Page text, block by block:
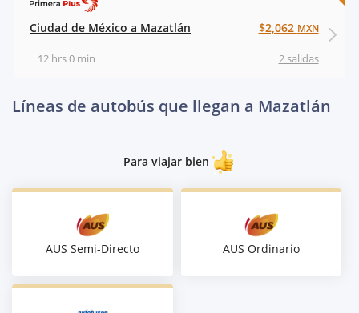
Ciudad de México a Mazatlán
2 salidas
12 hrs 0 min
$2,062 MXN
Líneas de autobús que llegan a Mazatlán
Para viajar bien
AUS Semi-Directo AUS Ordinario